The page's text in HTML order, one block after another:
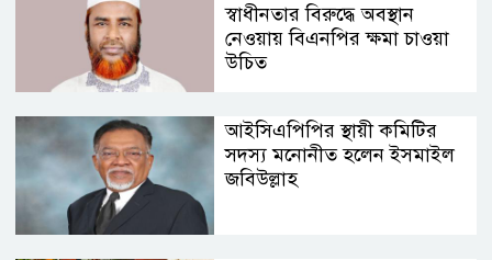
স্বাধীনতার বিরুদ্ধে অবস্থান
নেওয়ায় বিএনপির ক্ষমা চাওয়া
উচিত
আইসিএপিপির স্থায়ী কমিটির
সদস্য মনোনীত হলেন ইসমাইল
জবিউল্লাহ